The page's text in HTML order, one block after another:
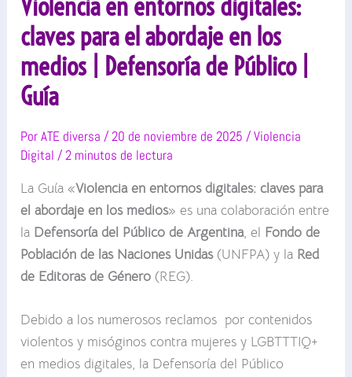
Violencia en entornos digitales:
claves para el abordaje en los
medios | Defensoría de Público |
Guía
PorATE diversa/20 de noviembre de 2025/Violencia
Digital /2 minutos de lectura
La Guía «Violencia en entornos digitales: claves para
el abordaje en los medios» es una colaboración entre
la Defensoría del Público de Argentina, el Fondo de
Población de las Naciones Unidas(UNFPA) y la Red
de Editoras de Género (REG).
Debido a los numerosos reclamos por contenidos
violentos y misóginos contra mujeres y LGBTTTIQ+
en medios digitales, la Defensoría del Público